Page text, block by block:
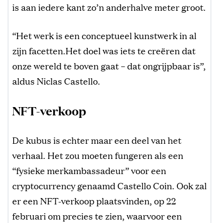
is aan iedere kant zo’n anderhalve meter groot.
“Het werk is een conceptueel kunstwerk in al
zijn facetten.Het doel was iets te creëren dat
onze wereld te boven gaat – dat ongrijpbaar is”,
aldus Niclas Castello.
NFT-verkoop
De kubus is echter maar een deel van het
verhaal. Het zou moeten fungeren als een
“fysieke merkambassadeur” voor een
cryptocurrency genaamd Castello Coin. Ook zal
er een NFT-verkoop plaatsvinden, op 22
februari om precies te zien, waarvoor een